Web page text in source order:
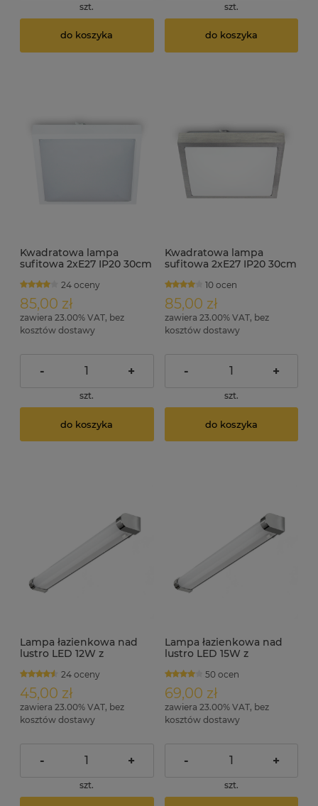
szt.
do koszyka
szt.
do koszyka
Kwadratowa lampa
sufitowa 2xE27 IP20 30cm
24 oceny
85,00 zł
zawiera 23.00% VAT, bez
kosztów dostawy
- +
szt.
do koszyka
Kwadratowa lampa
sufitowa 2xE27 IP20 30cm
10 ocen
85,00 zł
zawiera 23.00% VAT, bez
kosztów dostawy
- +
szt.
do koszyka
Lampa łazienkowa nad
lustro LED 12W z
ULKE
24 oceny
45,00 zł
zawiera 23.00% VAT, bez
kosztów dostawy
- +
szt.
Lampa łazienkowa nad
lustro LED 15W z
ULKE
50 ocen
69,00 zł
zawiera 23.00% VAT, bez
kosztów dostawy
- +
szt.